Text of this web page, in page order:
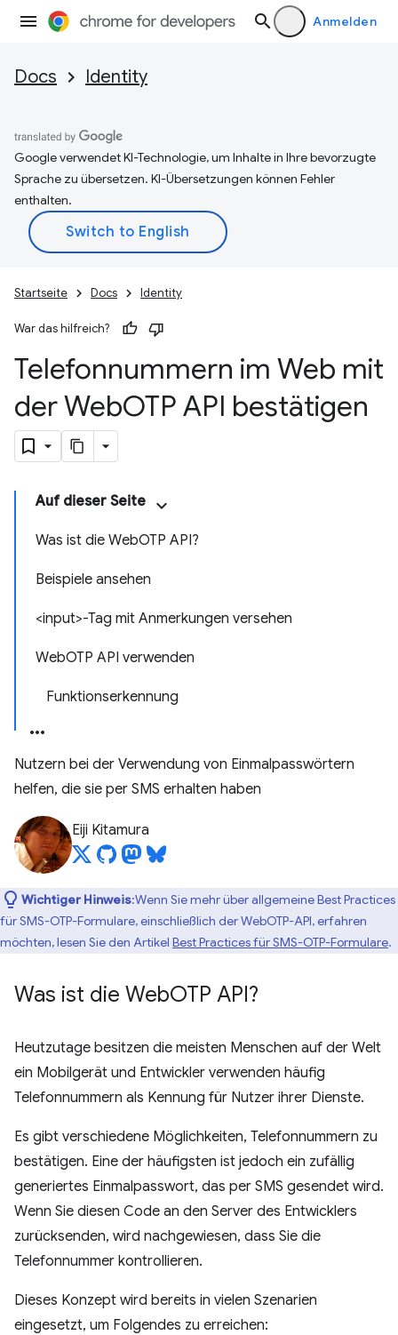
Anmelden
Docs Identity
Google verwendet KI-Technologie, um Inhalte in Ihre bevorzugte
Sprache zu übersetzen. KI-Übersetzungen können Fehler
enthalten.
Startseite Docs Identity
War das hilfreich?
Telefonnummern im Web mit
der WebOTP API bestätigen
Auf dieser Seite
Was ist die WebOTP API?
Beispiele ansehen
<input>-Tag mit Anmerkungen versehen
WebOTP API verwenden
Funktionserkennung
Nutzern bei der Verwendung von Einmalpasswörtern
helfen, die sie per SMS erhalten haben
Eiji Kitamura
Wichtiger Hinweis:Wenn Sie mehr über allgemeine Best Practices
für SMS-OTP-Formulare, einschließlich der WebOTP-API, erfahren
möchten, lesen Sie den Artikel Best Practices für SMS-OTP-Formulare.
Was ist die WebOTP API?
Heutzutage besitzen die meisten Menschen auf der Welt
ein Mobilgerät und Entwickler verwenden häufig
Telefonnummern als Kennung für Nutzer ihrer Dienste.
Es gibt verschiedene Möglichkeiten, Telefonnummern zu
bestätigen. Eine der häufigsten ist jedoch ein zufällig
generiertes Einmalpasswort, das per SMS gesendet wird.
Wenn Sie diesen Code an den Server des Entwicklers
zurücksenden, wird nachgewiesen, dass Sie die
Telefonnummer kontrollieren.
Dieses Konzept wird bereits in vielen Szenarien
eingesetzt, um Folgendes zu erreichen: